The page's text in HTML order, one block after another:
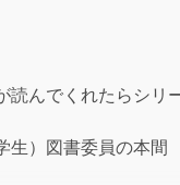
読んでくれたらシリ
生）図書委員の本